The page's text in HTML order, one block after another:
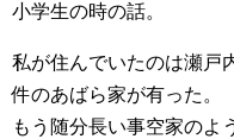
小学生の時の話。
私が住んでいたのは瀬戸
件のあばら家が有った。
もう随分長い事空家のよ